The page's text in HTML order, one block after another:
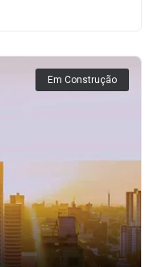
Em Construção